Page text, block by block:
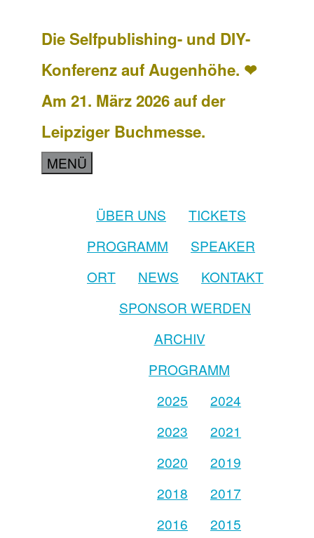
Die Selfpublishing- und DIY-
Konferenz auf Augenhöhe. ❤
Am 21. März 2026 auf der
Leipziger Buchmesse.
MENÜ
ÜBER UNS
TICKETS
PROGRAMM
SPEAKER
ORT
NEWS
KONTAKT
SPONSOR WERDEN
ARCHIV
PROGRAMM
2025
2024
2023
2021
2020
2019
2018
2017
2016
2015